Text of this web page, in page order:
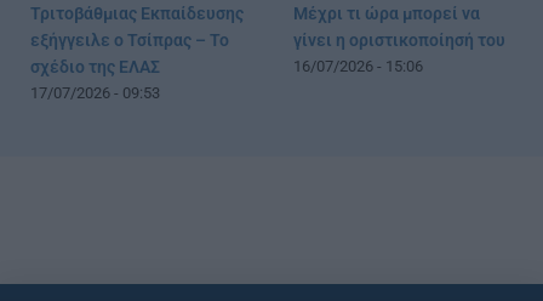
Τριτοβάθμιας Εκπαίδευσης
εξήγγειλε ο Τσίπρας – Το
σχέδιο της ΕΛΑΣ
17/07/2026 - 09:53
Μέχρι τι ώρα μπορεί να
γίνει η οριστικοποίησή του
16/07/2026 - 15:06